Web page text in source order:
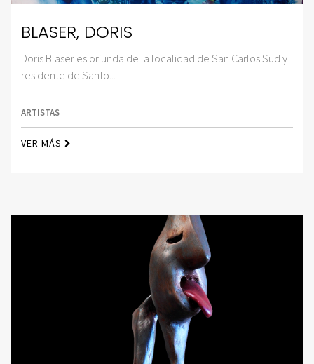
BLASER, DORIS
Doris Blaser es oriunda de la localidad de San Carlos Sud y
residente de Santo...
ARTISTAS
VER MÁS